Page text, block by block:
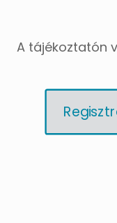
A tájékoztatón